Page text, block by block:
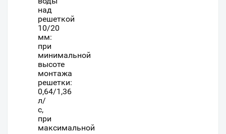
над
решеткой
10/20
мм:
при
минимальной
высоте
монтажа
решетки:
0,64/1,36
л/
с,
при
максимальной